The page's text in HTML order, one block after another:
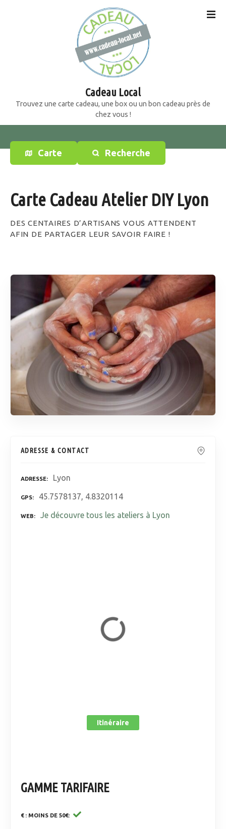
e
t
Cadeau Local
Trouvez une carte cadeau, une box ou un bon cadeau près de
chez vous !
Carte Recherche
Carte Cadeau Atelier DIY Lyon
DES CENTAIRES D’ARTISANS VOUS ATTENDENT
AFIN DE PARTAGER LEUR SAVOIR FAIRE !
ADRESSE & CONTACT
ADRESSE Lyon
GPS 45.7578137, 4.8320114
WEB Je découvre tous les ateliers à Lyon
Itinéraire
GAMME TARIFAIRE
€ : MOINS DE 50€